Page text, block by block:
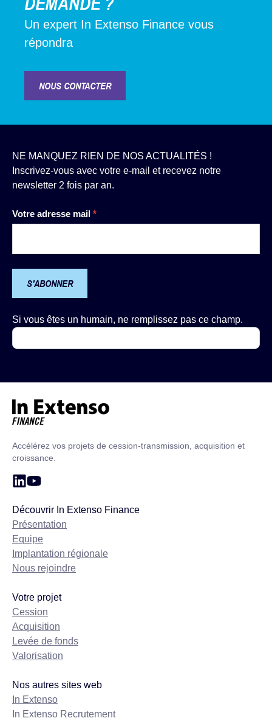
Un expert In Extenso Finance vous
répondra
NOUS CONTACTER
NE MANQUEZ RIEN DE NOS ACTUALITÉS !
Inscrivez-vous avec votre e-mail et recevez notre
newsletter 2 fois par an.
Votre adresse mail *
S'ABONNER
Si vous êtes un humain, ne remplissez pas ce champ.
Accélérez vos projets de cession-transmission, acquisition et
croissance.
Découvrir In Extenso Finance
Présentation
Equipe
Implantation régionale
Nous rejoindre
Votre projet
Cession
Acquisition
Levée de fonds
Valorisation
Nos autres sites web
In Extenso
In Extenso Recrutement